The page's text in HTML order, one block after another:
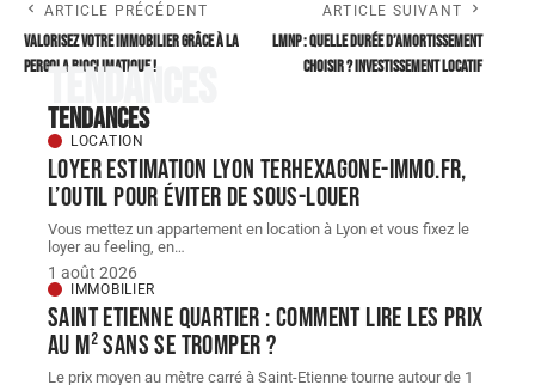
ARTICLE PRÉCÉDENT
Valorisez votre immobilier grâce à la
pergola bioclimatique !
ARTICLE SUIVANT
LMNP : quelle durée d’amortissement
choisir ? Investissement locatif
Tendances
Tendances
LOCATION
Loyer estimation Lyon terhexagone-immo.fr,
l’outil pour éviter de sous-louer
Vous mettez un appartement en location à Lyon et vous fixez le
loyer au feeling, en…
1 août 2026
IMMOBILIER
Saint Etienne quartier : comment lire les prix
au m² sans se tromper ?
Le prix moyen au mètre carré à Saint-Etienne tourne autour de 1